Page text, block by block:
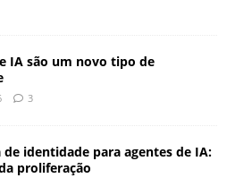
IA são um novo tipo de
3
de identidade para agentes de IA:
proliferação